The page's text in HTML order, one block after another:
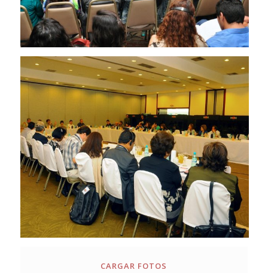
CARGAR FOTOS